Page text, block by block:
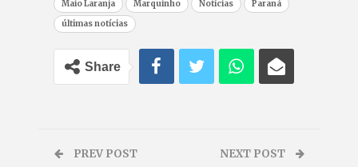
Maio Laranja
Marquinho Notícias
Paraná
últimas notícias
Share
PREV POST NEXT POST